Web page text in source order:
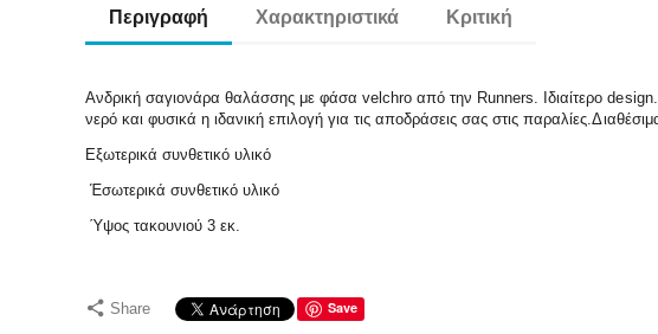
Περιγραφή Χαρακτηριστικά Κριτική
Ανδρική σαγιονάρα θαλάσσης με φάσα velchro από την Runners. Ιδιαίτερο
νερό και φυσικά η ιδανική επιλογή για τις αποδράσεις σας στις
Εξωτερικά συνθετικό υλικό
Έσωτερικά συνθετικό υλικό
Ύψος τακουνιού 3 εκ.
Share Save